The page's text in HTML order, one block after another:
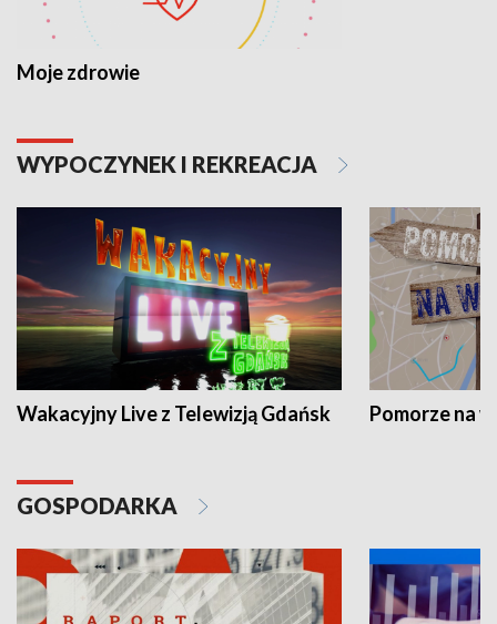
Moje zdrowie
WYPOCZYNEK I REKREACJA
Wakacyjny Live z Telewizją Gdańsk Pomorze na
GOSPODARKA